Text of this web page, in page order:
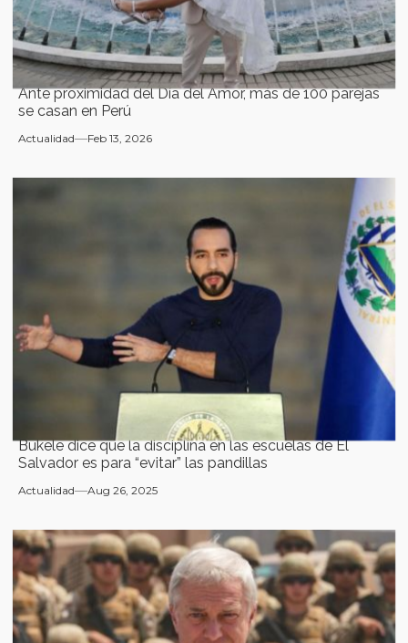
Ante proximidad del Día del Amor, más de 100 parejas
se casan en Perú
Actualidad Feb 13, 2026
Bukele dice que la disciplina en las escuelas de El
Salvador es para “evitar” las pandillas
Actualidad Aug 26, 2025